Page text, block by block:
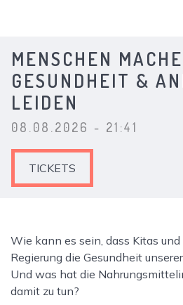
MENSCHEN
GESUNDHEIT &
LEIDEN
08.08.2026 - 21:41
TICKETS
Wie kann es sein, dass Kitas
Regierung die Gesundheit
Und was hat die
damit zu tun?